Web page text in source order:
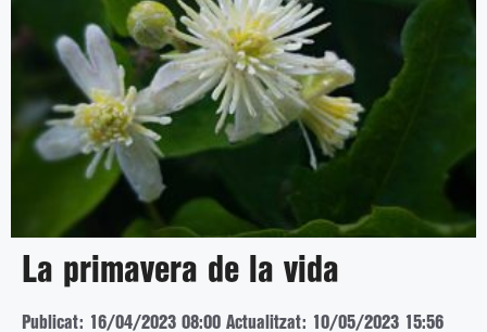
La primavera de la vida
Publicat: 16/04/2023 08:00 Actualitzat: 10/05/2023 15:56